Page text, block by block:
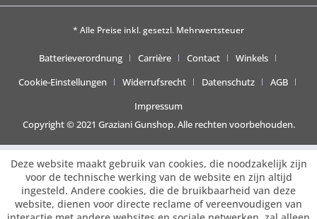
* Alle Preise inkl. gesetzl. Mehrwertsteuer
Batterieverordnung Carrière Contact
Winkels
Cookie-Einstellungen
Widerrufsrecht Datenschutz
AGB
Impressum
Copyright © 2021 Graziani Gunshop. Alle rechten voorbehouden.
Deze website maakt gebruik van cookies, die noodzakelijk zijn
voor de technische werking van de website en zijn altijd
ingesteld. Andere cookies, die de bruikbaarheid van deze
website, dienen voor directe reclame of vereenvoudigen van